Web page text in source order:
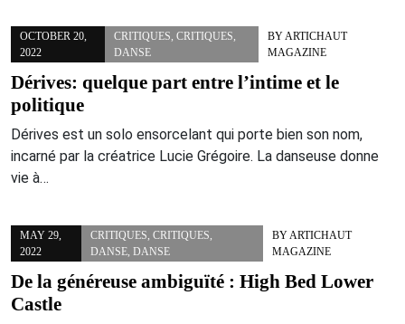
OCTOBER 20,
2022
CRITIQUES,CRITIQUES,
DANSE
BYARTICHAUT
MAGAZINE
Dérives: quelque part entre l’intime et le
politique
Dérives est un solo ensorcelant qui porte bien son nom,
incarné par la créatrice Lucie Grégoire. La danseuse donne
vie à…
MAY 29,
2022
CRITIQUES,CRITIQUES,
DANSE,DANSE
BYARTICHAUT
MAGAZINE
De la généreuse ambiguïté : High Bed Lower
Castle